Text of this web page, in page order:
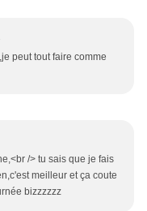
peut tout faire comme
/> tu sais que je fais
meilleur et ça coute
bizzzzzz